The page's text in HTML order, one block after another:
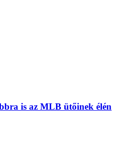
is az MLB ütőinek élén